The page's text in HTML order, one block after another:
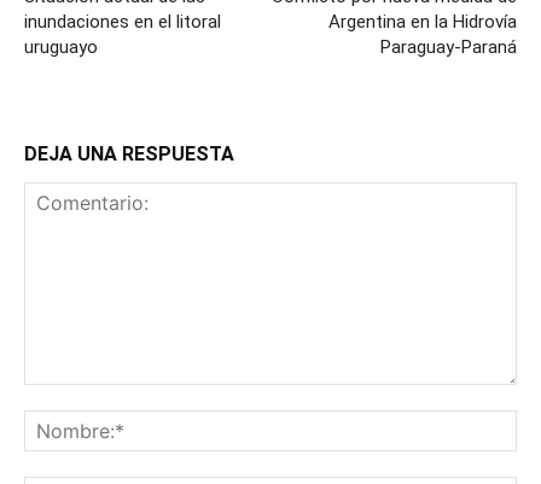
inundaciones en el litoral
uruguayo
Argentina en la Hidrovía
Paraguay-Paraná
DEJA UNA RESPUESTA